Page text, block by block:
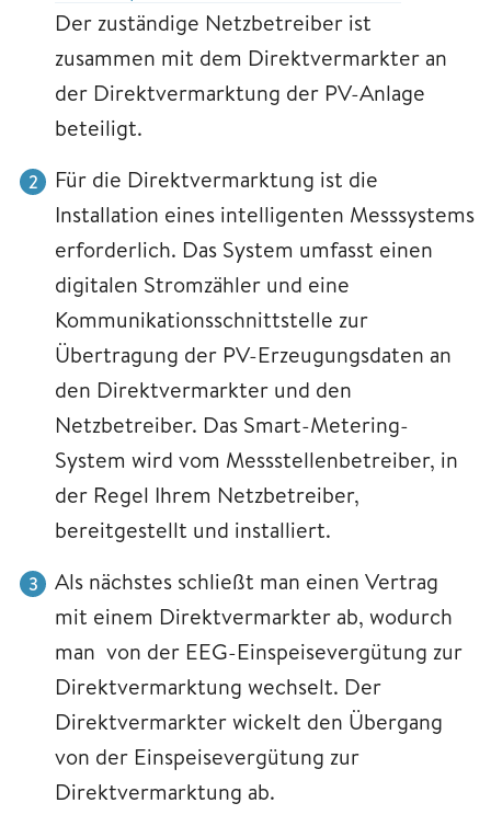
Der zuständige Netzbetreiber ist
zusammen mit dem Direktvermarkter an
der Direktvermarktung der PV-Anlage
beteiligt.
Für die Direktvermarktung ist die
Installation eines intelligenten Messsystems
erforderlich. Das System umfasst einen
digitalen Stromzähler und eine
Kommunikationsschnittstelle zur
Übertragung der PV-Erzeugungsdaten an
den Direktvermarkter und den
Netzbetreiber. Das Smart-Metering-
System wird vom Messstellenbetreiber, in
der Regel Ihrem Netzbetreiber,
bereitgestellt und installiert.
Als nächstes schließt man einen Vertrag
mit einem Direktvermarkter ab, wodurch
man von der EEG-Einspeisevergütung zur
Direktvermarktung wechselt. Der
Direktvermarkter wickelt den Übergang
von der Einspeisevergütung zur
Direktvermarktung ab.